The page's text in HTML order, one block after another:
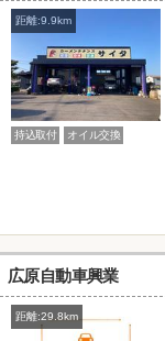
距離:9.9km
持込取付 オイル交換
広原自動車興業
距離:29.8km